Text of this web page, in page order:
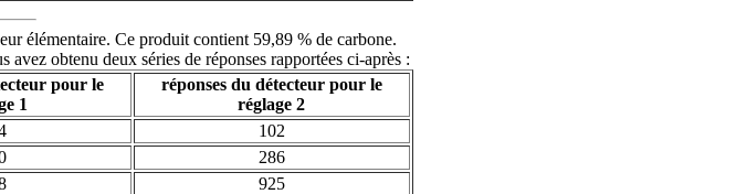
élémentaire. Ce produit contient 59,89 % de carbone.
obtenu deux séries de réponses rapportées ci-après :
pour le
1
réponses du détecteur pour le
réglage 2
102
286
925